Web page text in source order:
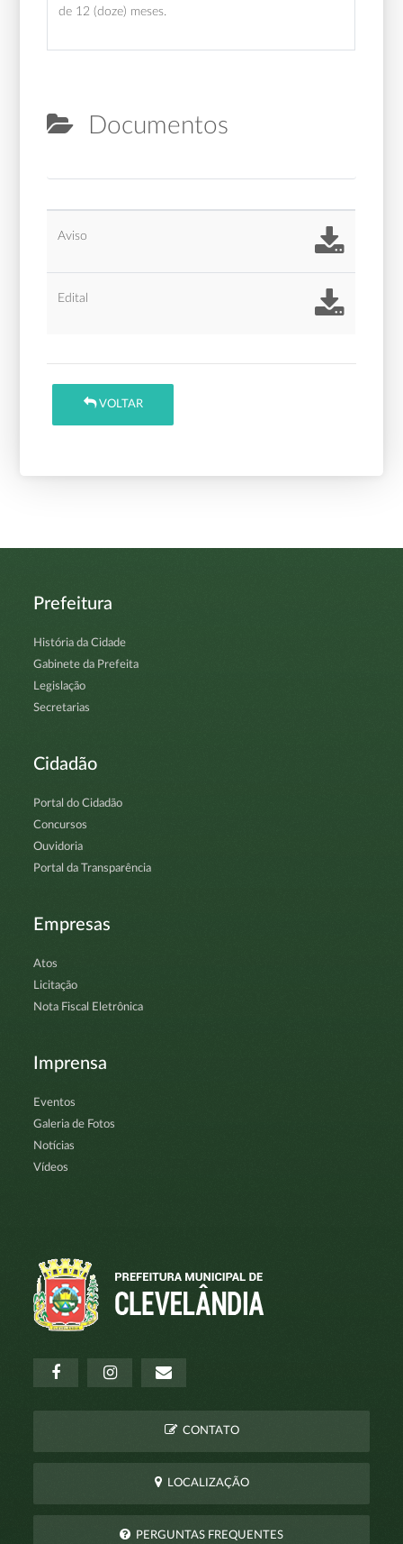
de 12 (doze) meses.
Documentos
Aviso
Edital
VOLTAR
Prefeitura
História da Cidade
Gabinete da Prefeita
Legislação
Secretarias
Cidadão
Portal do Cidadão
Concursos
Ouvidoria
Portal da Transparência
Empresas
Atos
Licitação
Nota Fiscal Eletrônica
Imprensa
Eventos
Galeria de Fotos
Notícias
Vídeos
CONTATO
LOCALIZAÇÃO
PERGUNTAS FREQUENTES